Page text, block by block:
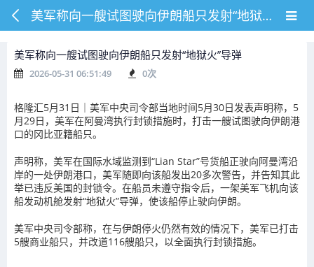
美军称向一艘试图驶向伊朗船只发射“地狱火”导弹
美军称向一艘试图驶向伊朗船只发射“地狱火”导弹
2026-05-31 06:51:49 0次
格隆汇5月31日｜美军中央司令部当地时间5月30日发表声明称，5
月29日，美军在阿曼湾执行封锁措施时，打击一艘试图驶向伊朗港
口的冈比亚籍船只。
声明称，美军在国际水域监测到“Lian Star”号货船正驶向阿曼湾沿
岸的一处伊朗港口，美军随即向该船发出20多次警告，并告知其此
举已违反美国的封锁令。在船员未遵守指令后，一架美军飞机向该
船发动机舱发射“地狱火”导弹，使该船停止驶向伊朗。
美军中央司令部称，在与伊朗停火仍然有效的情况下，美军已打击
5艘商业船只，并改道116艘船只，以全面执行封锁措施。